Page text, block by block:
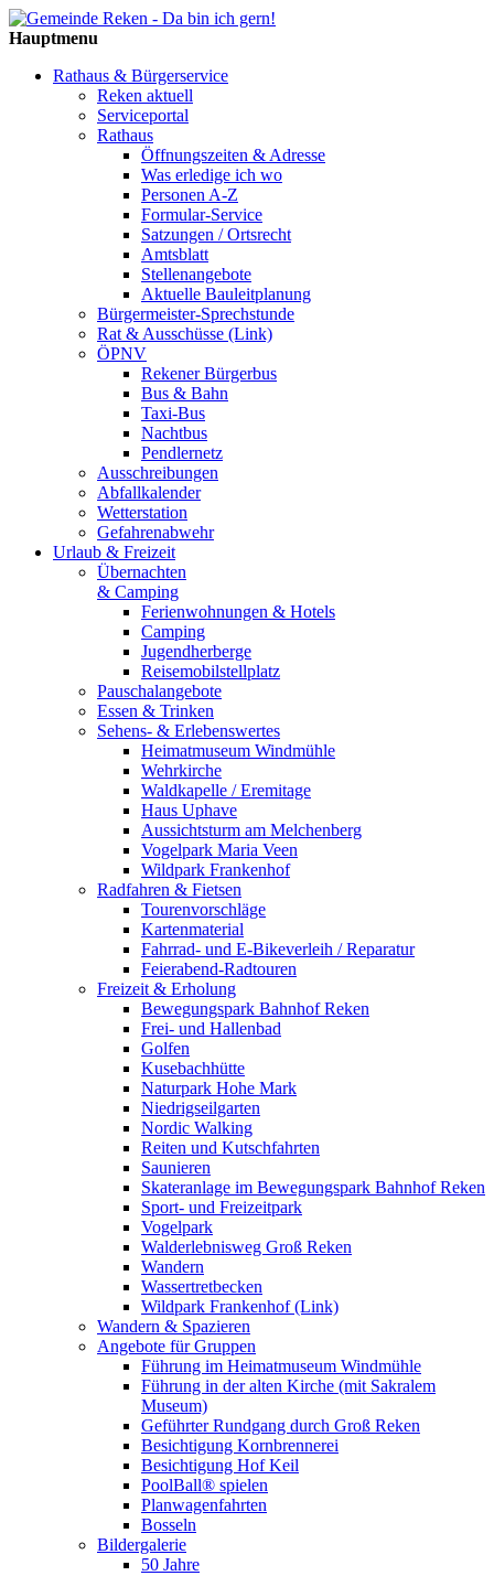
Hauptmenu
Rathaus & Bürgerservice
Reken aktuell
Serviceportal
Rathaus
Öffnungszeiten & Adresse
Was erledige ich wo
Personen A-Z
Formular-Service
Satzungen / Ortsrecht
Amtsblatt
Stellenangebote
Aktuelle Bauleitplanung
Bürgermeister-Sprechstunde
Rat & Ausschüsse (Link)
ÖPNV
Rekener Bürgerbus
Bus & Bahn
Taxi-Bus
Nachtbus
Pendlernetz
Ausschreibungen
Abfallkalender
Wetterstation
Gefahrenabwehr
Urlaub & Freizeit
Übernachten
& Camping
Ferienwohnungen & Hotels
Camping
Jugendherberge
Reisemobilstellplatz
Pauschalangebote
Essen & Trinken
Sehens- & Erlebenswertes
Heimatmuseum Windmühle
Wehrkirche
Waldkapelle / Eremitage
Haus Uphave
Aussichtsturm am Melchenberg
Vogelpark Maria Veen
Wildpark Frankenhof
Radfahren & Fietsen
Tourenvorschläge
Kartenmaterial
Fahrrad- und E-Bikeverleih / Reparatur
Feierabend-Radtouren
Freizeit & Erholung
Bewegungspark Bahnhof Reken
Frei- und Hallenbad
Golfen
Kusebachhütte
Naturpark Hohe Mark
Niedrigseilgarten
Nordic Walking
Reiten und Kutschfahrten
Saunieren
Skateranlage im Bewegungspark Bahnhof Reken
Sport- und Freizeitpark
Vogelpark
Walderlebnisweg Groß Reken
Wandern
Wassertretbecken
Wildpark Frankenhof (Link)
Wandern & Spazieren
Angebote für Gruppen
Führung im Heimatmuseum Windmühle
Führung in der alten Kirche (mit Sakralem
Museum)
Geführter Rundgang durch Groß Reken
Besichtigung Kornbrennerei
Besichtigung Hof Keil
PoolBall® spielen
Planwagenfahrten
Bosseln
Bildergalerie
50 Jahre